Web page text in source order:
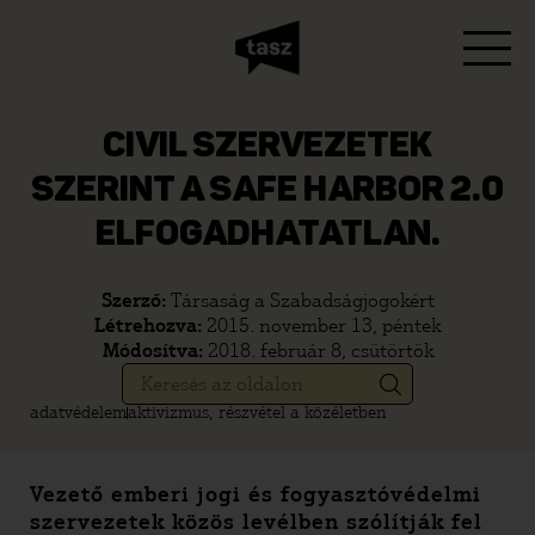
CIVIL SZERVEZETEK
SZERINT A SAFE HARBOR 2.0
ELFOGADHATATLAN.
Szerző: Társaság a Szabadságjogokért
Létrehozva: 2015. november 13, péntek
Módosítva: 2018. február 8, csütörtök
adatvédelemaktivizmus, részvétel a közéletben
Vezető emberi jogi és fogyasztóvédelmi
szervezetek közös levélben szólítják fel